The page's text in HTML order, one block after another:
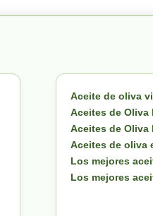
Aceite de oliva
Aceites de Oliva
Aceites de Oliva
Aceites de oliva
Los mejores
Los mejores